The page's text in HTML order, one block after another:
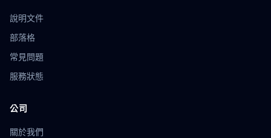
說明文件
部落格
常見問題
服務狀態
公司
關於我們